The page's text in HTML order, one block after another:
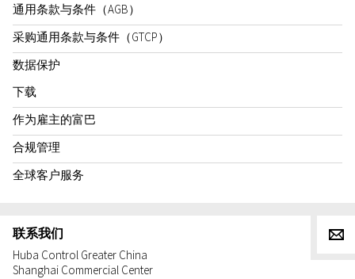
通用条款与条件（AGB）
采购通用条款与条件（GTCP）
数据保护
下载
作为雇主的富巴
合规管理
全球客户服务
联系我们
Huba Control Greater China
Shanghai Commercial Center
g